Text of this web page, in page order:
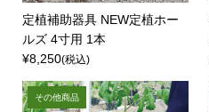
定植補助器具 NEW定植ホー
ルズ 4寸用 1本
¥8,250(税込)
その他商品